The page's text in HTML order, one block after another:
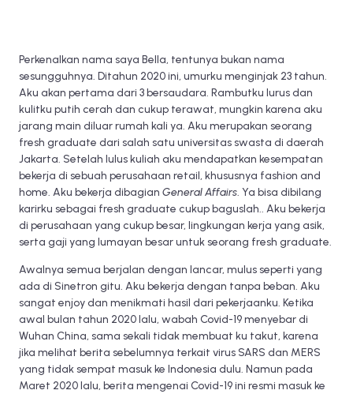
Perkenalkan nama saya Bella, tentunya bukan nama
sesungguhnya. Ditahun 2020 ini, umurku menginjak 23 tahun.
Aku akan pertama dari 3 bersaudara. Rambutku lurus dan
kulitku putih cerah dan cukup terawat, mungkin karena aku
jarang main diluar rumah kali ya. Aku merupakan seorang
fresh graduate dari salah satu universitas swasta di daerah
Jakarta. Setelah lulus kuliah aku mendapatkan kesempatan
bekerja di sebuah perusahaan retail, khususnya fashion and
home. Aku bekerja dibagian General Affairs. Ya bisa dibilang
karirku sebagai fresh graduate cukup baguslah.. Aku bekerja
di perusahaan yang cukup besar, lingkungan kerja yang asik,
serta gaji yang lumayan besar untuk seorang fresh graduate.
Awalnya semua berjalan dengan lancar, mulus seperti yang
ada di Sinetron gitu. Aku bekerja dengan tanpa beban. Aku
sangat enjoy dan menikmati hasil dari pekerjaanku. Ketika
awal bulan tahun 2020 lalu, wabah Covid-19 menyebar di
Wuhan China, sama sekali tidak membuat ku takut, karena
jika melihat berita sebelumnya terkait virus SARS dan MERS
yang tidak sempat masuk ke Indonesia dulu. Namun pada
Maret 2020 lalu, berita mengenai Covid-19 ini resmi masuk ke